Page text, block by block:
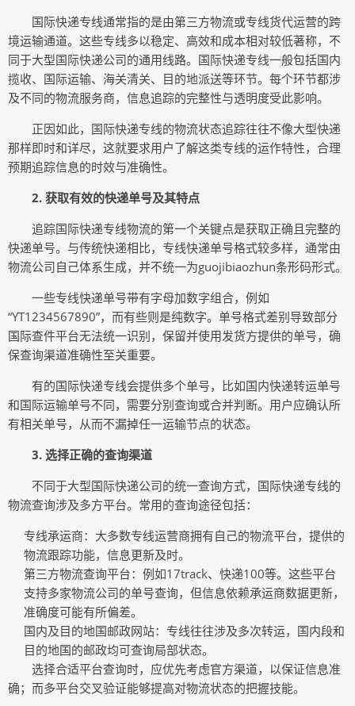
国际快递专线通常指的是由第三方物流或专线货代运营的跨
境运输通道。这些专线多以稳定、高效和成本相对较低著称，不
同于大型国际快递公司的通用线路。国际快递专线一般包括国内
揽收、国际运输、海关清关、目的地派送等环节。每个环节都涉
及不同的物流服务商，信息追踪的完整性与透明度受此影响。
正因如此，国际快递专线的物流状态追踪往往不像大型快递
那样即时和详尽，这就要求用户了解这类专线的运作特性，合理
预期追踪信息的时效与准确性。
2. 获取有效的快递单号及其特点
追踪国际快递专线物流的第一个关键点是获取正确且完整的
快递单号。与传统快递相比，专线快递单号格式较多样，通常由
物流公司自己体系生成，并不统一为guojibiaozhun条形码形式。
一些专线快递单号带有字母加数字组合，例如
“YT1234567890”，而有些则是纯数字。单号格式差别导致部分
国际查件平台无法统一识别，保留并使用发货方提供的单号，确
保查询渠道准确性至关重要。
有的国际快递专线会提供多个单号，比如国内快递转运单号
和国际运输单号不同，需要分别查询或合并判断。用户应确认所
有相关单号，从而不漏掉任一运输节点的状态。
3. 选择正确的查询渠道
不同于大型国际快递公司的统一查询方式，国际快递专线的
物流查询涉及多方平台。常用的查询途径包括：
专线承运商：大多数专线运营商拥有自己的物流平台，提供的
物流跟踪功能，信息更新及时。
第三方物流查询平台：例如17track、快递100等。这些平台
支持多家物流公司的单号查询，但信息依赖承运商数据更新，
准确度可能有所偏差。
国内及目的地国邮政网站：专线往往涉及多次转运，国内段和
目的地国的邮政均可查询局部状态。
选择合适平台查询时，应优先考虑官方渠道，以保证信息准
确；而多平台交叉验证能够提高对物流状态的把握技能。